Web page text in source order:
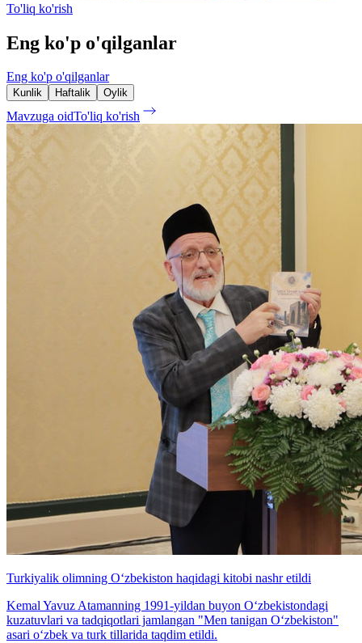
To'liq ko'rish
Eng ko'p o'qilganlar
Eng ko'p o'qilganlar
Kunlik Haftalik Oylik
Mavzuga oidTo'liq ko'rish
Turkiyalik olimning O‘zbekiston haqidagi kitobi nashr etildi
Kemal Yavuz Atamanning 1991-yildan buyon O‘zbekistondagi
kuzatuvlari va tadqiqotlari jamlangan "Men tanigan O‘zbekiston"
asari o‘zbek va turk tillarida taqdim etildi.